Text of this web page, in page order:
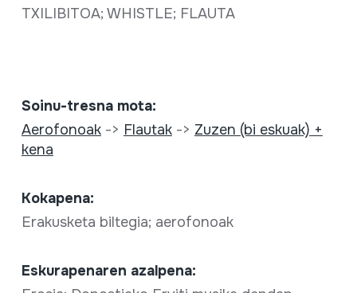
TXILIBITOA; WHISTLE; FLAUTA
Soinu-tresna mota:
Aerofonoak-> Flautak-> Zuzen (bi eskuak) +
kena
Kokapena:
Erakusketa biltegia; aerofonoak
Eskurapenaren azalpena: